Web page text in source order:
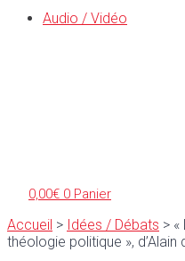
Audio / Vidéo
0,00€ 0 Panier
Accueil > Idées / Débats > «
théologie politique », d’Alain